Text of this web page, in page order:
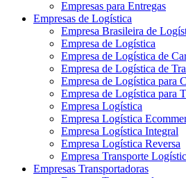
Empresas para Entregas
Empresas de Logística
Empresa Brasileira de
Empresa de Logística
Empresa de Logística de
Empresa de Logística de
Empresa de Logística para
Empresa de Logística para
Empresa Logística
Empresa Logística
Empresa Logística Integral
Empresa Logística Reversa
Empresa Transporte
Empresas Transportadoras